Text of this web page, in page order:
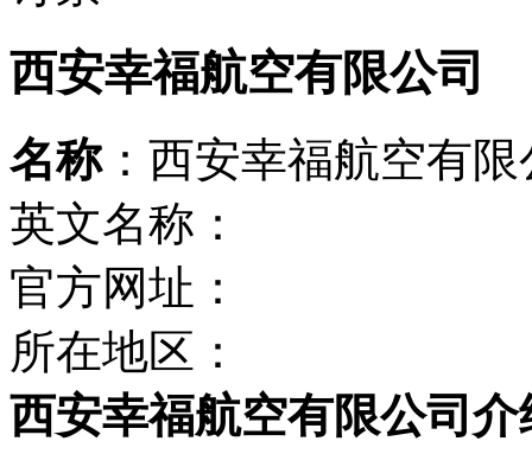
西安幸福航空有限公司
名称：西安幸福航空有限
英文名称：
官方网址：
所在地区：
西安幸福航空有限公司介